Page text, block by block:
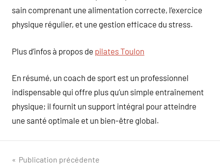
sain comprenant une alimentation correcte, l’exercice
physique régulier, et une gestion efficace du stress.
Plus d’infos à propos de pilates Toulon
En résumé, un coach de sport est un professionnel
indispensable qui offre plus qu’un simple entraînement
physique; il fournit un support intégral pour atteindre
une santé optimale et un bien-être global.
Navigation
Publication précédente